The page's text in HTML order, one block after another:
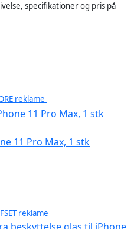
specifikationer og pris på
reklame
11 Pro Max, 1 stk
reklame